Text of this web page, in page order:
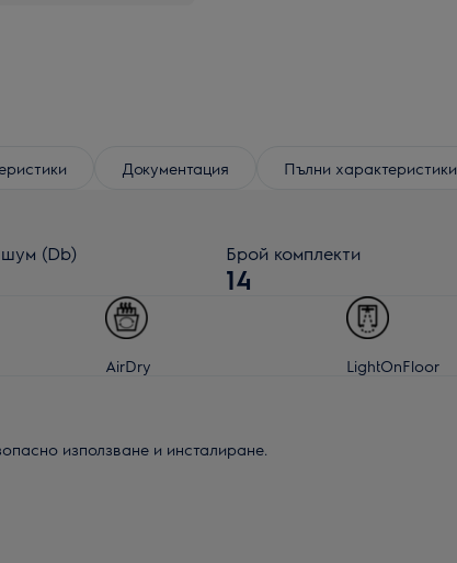
Документация Пълни характеристики
(Db) Брой комплекти
14
AirDry LightOnFloor
използване и инсталиране.